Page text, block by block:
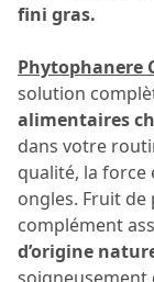
fini gras.
Phytophanere
solution
alimentaires
dans votre
qualité, la force
ongles. Fruit de
complément
d’origine